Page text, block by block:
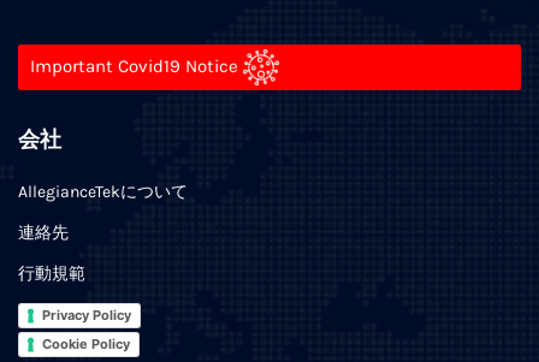
Important Covid19 Notice
会社
AllegianceTekについて
連絡先
行動規範
Privacy Policy
Cookie Policy